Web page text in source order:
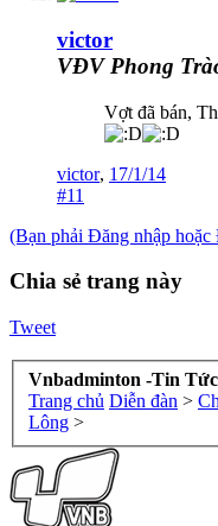
victor
VĐV Phong
Vợt đã bán,
victor, 17/1/14
#11
(Bạn phải Đăng nhập
Chia sẻ trang này
Tweet
Vnbadminton -Tin
Trang chủ Diễn đàn >
Lông >